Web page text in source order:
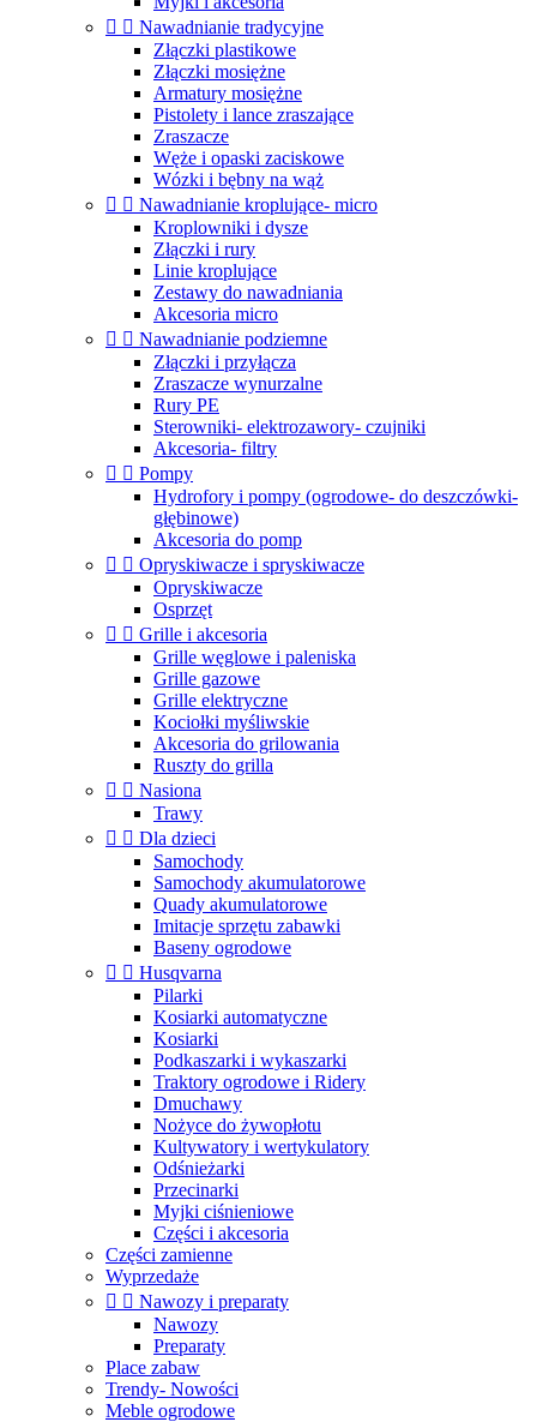
  Nawadnianie tradycyjne
Złączki plastikowe
Złączki mosiężne
Armatury mosiężne
Pistolety i lance zraszające
Zraszacze
Węże i opaski zaciskowe
Wózki i bębny na wąż
  Nawadnianie kroplujące- micro
Kroplowniki i dysze
Złączki i rury
Linie kroplujące
Zestawy do nawadniania
Akcesoria micro
  Nawadnianie podziemne
Złączki i przyłącza
Zraszacze wynurzalne
Rury PE
Sterowniki- elektrozawory- czujniki
Akcesoria- filtry
  Pompy
Hydrofory i pompy (ogrodowe- do deszczówki-
głębinowe)
Akcesoria do pomp
  Opryskiwacze i spryskiwacze
Opryskiwacze
Osprzęt
  Grille i akcesoria
Grille węglowe i paleniska
Grille gazowe
Grille elektryczne
Kociołki myśliwskie
Akcesoria do grilowania
Ruszty do grilla
  Nasiona
Trawy
  Dla dzieci
Samochody
Samochody akumulatorowe
Quady akumulatorowe
Imitacje sprzętu zabawki
Baseny ogrodowe
  Husqvarna
Pilarki
Kosiarki automatyczne
Kosiarki
Podkaszarki i wykaszarki
Traktory ogrodowe i Ridery
Dmuchawy
Nożyce do żywopłotu
Kultywatory i wertykulatory
Odśnieżarki
Przecinarki
Myjki ciśnieniowe
Części i akcesoria
Części zamienne
Wyprzedaże
  Nawozy i preparaty
Nawozy
Preparaty
Place zabaw
Trendy- Nowości
Meble ogrodowe